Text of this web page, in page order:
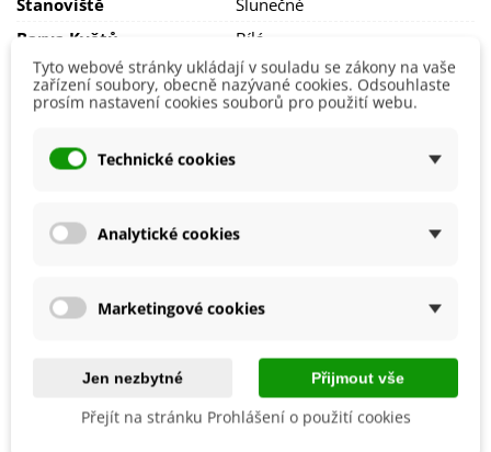
Stanoviště
Slunečné
Barva Květů
Bílá
Doba Kvetení
Červen
Červenec
Výrobce
Období Výsadby
Jaro
Tyto webové stránky ukládají v souladu se zákony na vaše
zařízení soubory, obecně nazývané cookies. Odsouhlaste
prosím nastavení cookies souborů pro použití webu.
Technické cookies
Analytické cookies
Marketingové cookies
Jen nezbytné Přijmout vše
Přejít na stránku Prohlášení o použití cookies